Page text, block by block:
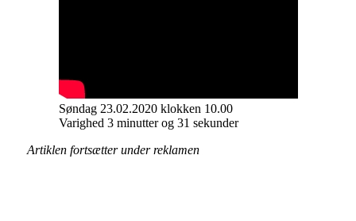
Søndag 23.02.2020 klokken 10.00
Varighed 3 minutter og 31 sekunder
Artiklen fortsætter under reklamen